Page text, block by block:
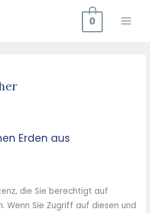
0
Erden aus
die Sie berechtigt auf
Wenn Sie Zugriff auf diesen und